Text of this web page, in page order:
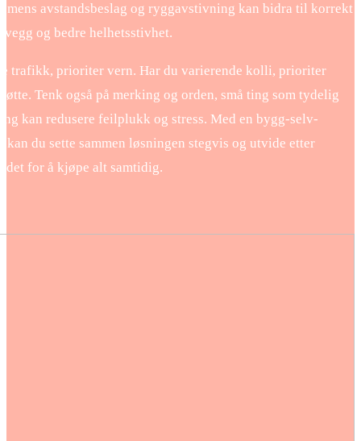
mens avstandsbeslag og ryggavstivning kan bidra til korrekt
og bedre helhetsstivhet.
trafikk, prioriter vern. Har du varierende kolli, prioriter
Tenk også på merking og orden, små ting som tydelig
kan redusere feilplukk og stress. Med en bygg-selv-
du sette sammen løsningen stegvis og utvide etter
for å kjøpe alt samtidig.